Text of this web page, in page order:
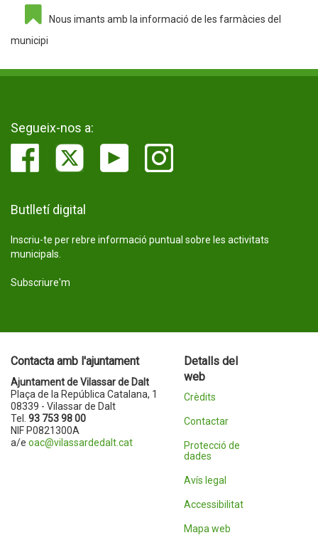
Nous imants amb la informació de les farmàcies del
municipi
Segueix-nos a:
Butlletí digital
Inscriu-te per rebre informació puntual sobre les activitats
municipals.
Subscriure'm
Contacta amb l'ajuntament
Ajuntament de Vilassar de Dalt
Plaça de la República Catalana, 1
08339 - Vilassar de Dalt
Tel. 93 753 98 00
NIF P0821300A
a/e oac@vilassardedalt.cat
Detalls del
web
Crèdits
Contactar
Protecció de
dades
Avís legal
Accessibilitat
Mapa web